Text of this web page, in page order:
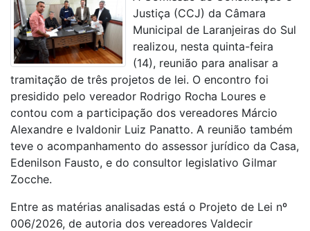
Justiça (CCJ) da Câmara
Municipal de Laranjeiras do Sul
realizou, nesta quinta-feira
(14), reunião para analisar a
tramitação de três projetos de lei. O encontro foi
presidido pelo vereador Rodrigo Rocha Loures e
contou com a participação dos vereadores Márcio
Alexandre e Ivaldonir Luiz Panatto. A reunião também
teve o acompanhamento do assessor jurídico da Casa,
Edenilson Fausto, e do consultor legislativo Gilmar
Zocche.
Entre as matérias analisadas está o Projeto de Lei nº
006/2026, de autoria dos vereadores Valdecir